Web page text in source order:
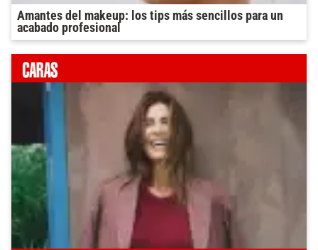
Amantes del makeup: los tips más sencillos para un
acabado profesional